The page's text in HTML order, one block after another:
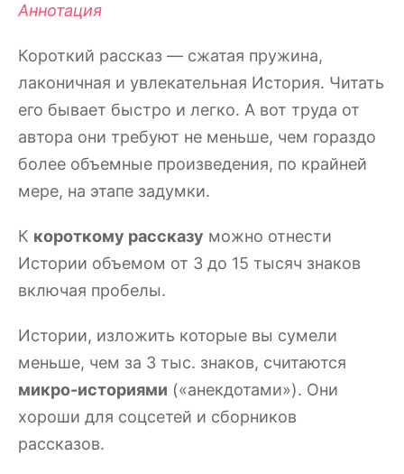
Аннотация
Короткий рассказ — сжатая пружина,
лаконичная и увлекательная История. Читать
его бывает быстро и легко. А вот труда от
автора они требуют не меньше, чем гораздо
более объемные произведения, по крайней
мере, на этапе задумки.
К короткому рассказу можно отнести
Истории объемом от 3 до 15 тысяч знаков
включая пробелы.
Истории, изложить которые вы сумели
меньше, чем за 3 тыс. знаков, считаются
микро-историями («анекдотами»). Они
хороши для соцсетей и сборников
рассказов.